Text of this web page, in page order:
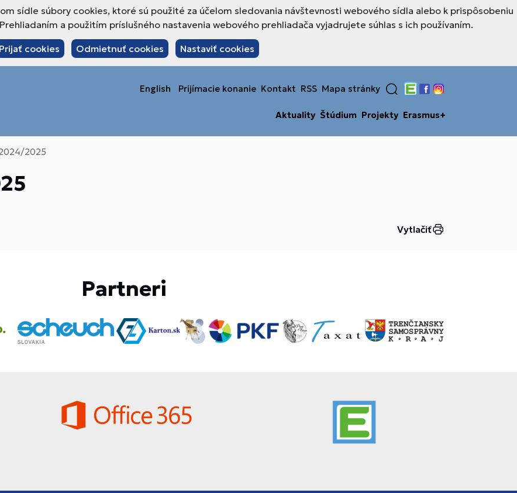
sídle súbory cookies, ktoré sú použité za účelom sledovania návštevnosti webového sídla alebo k prispôsobeniu
a použitím príslušného nastavenia webového prehliadača vyjadrujete súhlas s ich používaním.
Prijať cookies Odmietnuť cookies Nastaviť cookies
English Prijímacie konanie Kontakt RSS Mapa stránky
Edupage
Facebook
Instagram
Aktuality Štúdium Projekty Erasmus+
2025
Vytlačiť
Partneri